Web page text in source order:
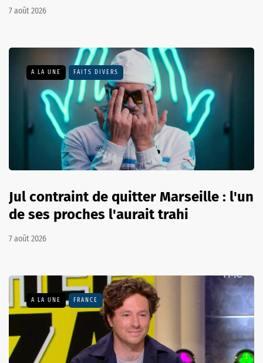
7 août 2026
A LA UNE FAITS DIVERS
Jul contraint de quitter Marseille : l'un
de ses proches l'aurait trahi
7 août 2026
A LA UNE FRANCE